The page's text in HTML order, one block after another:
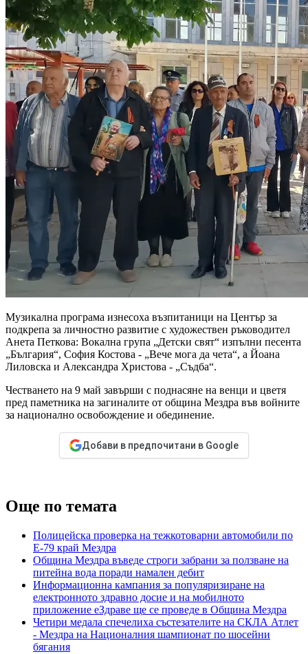
Музикална програма изнесоха възпитаници на Център за
подкрепа за личностно развитие с художествен ръководител
Анета Петкова: Вокална група „Детски свят“ изпълни песента
„България“, София Костова - „Вече мога да чета“, а Йоана
Лиловска и Александра Христова - „Съдба“.
Честването на 9 май завърши с поднасяне на венци и цветя
пред паметника на загиналите от община Мездра във войните
за национално освобождение и обединение.
Добави в предпочитани в Google
Още по темата
Полицейска проверка на тежкотоварни автомобили по
Е-79 край Мездра
Община Мездра въведе строги забрани за ползване на
питейна вода поради намален дебит
Информационна кампания за популяризиране на
електронното здравно досие и на мобилното
приложение еЗдраве ще се проведе в Община Мездра
Четири медала спечелиха състезателите на СКЛА Атлет
- Мездра на Националния шампионат по шосейни
бягания